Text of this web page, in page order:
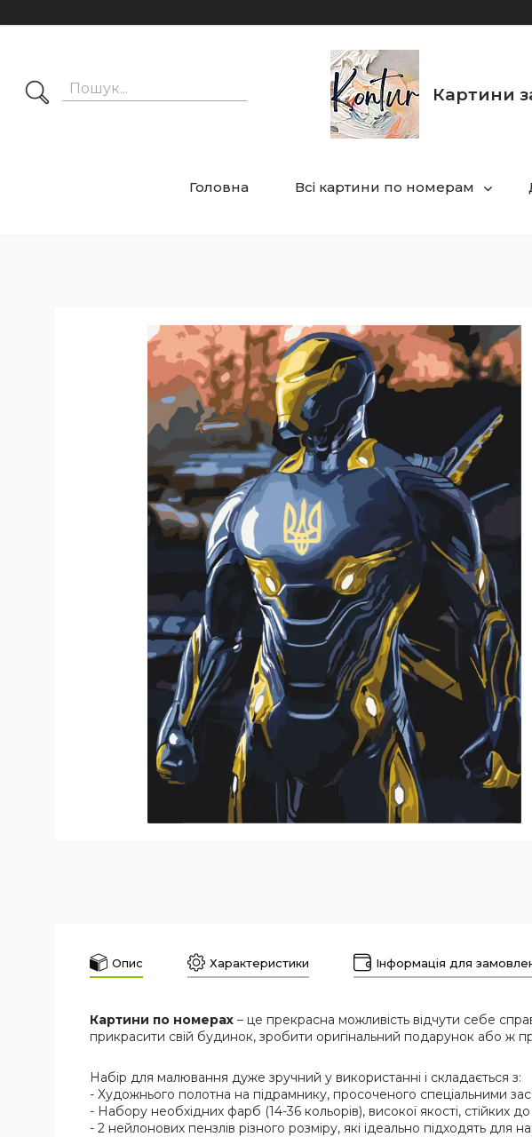
Картини
Головна Всі картини по номерам
Опис Характеристики Інформація для
Картини по номерах – це прекрасна можливість відчути себе
прикрасити свій будинок, зробити оригінальний подарунок або ж
Набір для малювання дуже зручний у використанні і складається з:
- Художнього полотна на підрамнику, просоченого спеціальними
- Набору необхідних фарб (14-36 кольорів), високої якості, стійких
- 2 нейлонових пензлів різного розміру, які ідеально підходять для